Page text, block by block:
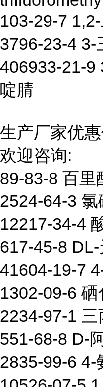
103-29-7
3796-23-4 3-
406933-21-9
啶腈
生产厂家优
欢迎咨询:
89-83-8 百里
2524-64-3
12217-34-4
617-45-8
41604-19-7
1302-09-6 硒
2234-97-1 三
551-68-8 D-
2835-99-6 4-